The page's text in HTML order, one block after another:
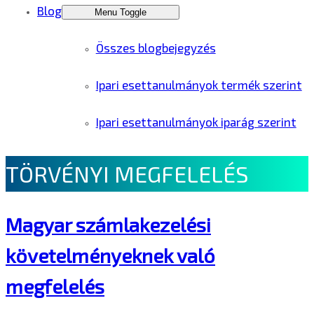
Blog Menu Toggle
Összes blogbejegyzés
Ipari esettanulmányok termék szerint
Ipari esettanulmányok iparág szerint
TÖRVÉNYI MEGFELELÉS
Magyar számlakezelési
követelményeknek való
megfelelés